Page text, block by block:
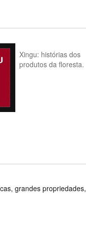
Xingu: histórias dos
produtos da floresta.
grandes propriedades,